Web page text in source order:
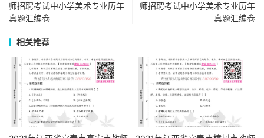
师招聘考试中小学美术专业历年
真题汇编卷
师招聘考试中小学美术专业历年
真题汇编卷
相关推荐